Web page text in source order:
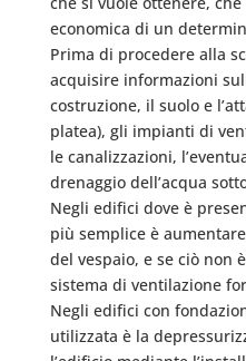
economica di un
Prima di procedere alla
acquisire informazioni
costruzione, il suolo e
platea), gli impianti di
le canalizzazioni,
drenaggio dell’acqua
Negli edifici dove è
più semplice è
del vespaio, e se ciò non
sistema di ventilazione
Negli edifici con
utilizzata è la